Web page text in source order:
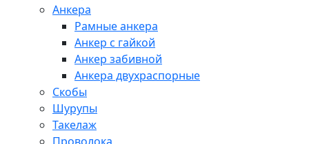
Анкера
Рамные анкера
Анкер с гайкой
Анкер забивной
Анкера двухраспорные
Скобы
Шурупы
Такелаж